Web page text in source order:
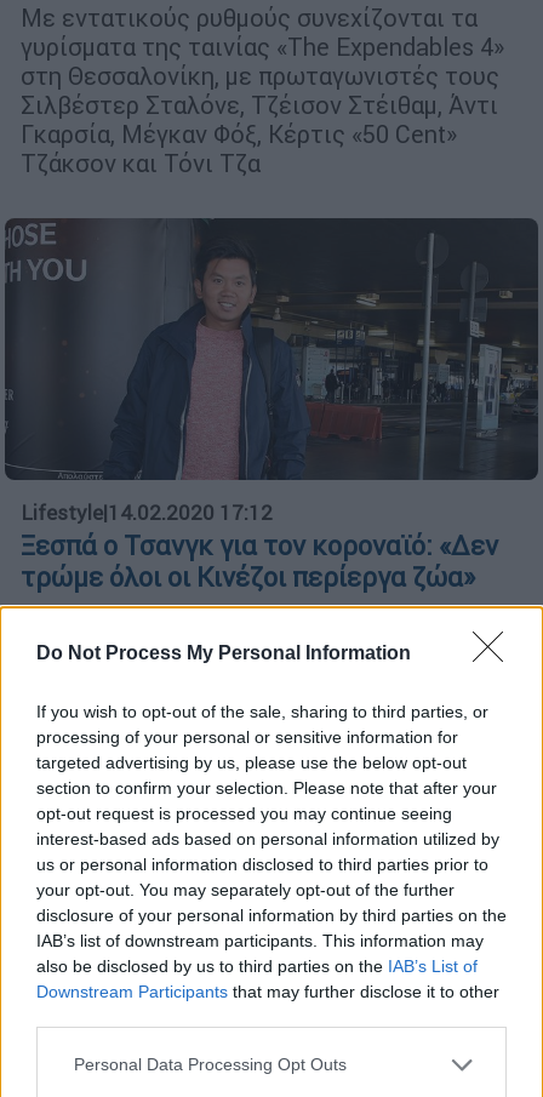
Do Not Process My Personal Information
If you wish to opt-out of the sale, sharing to third parties, or
processing of your personal or sensitive information for
targeted advertising by us, please use the below opt-out
section to confirm your selection. Please note that after your
opt-out request is processed you may continue seeing
interest-based ads based on personal information utilized by
us or personal information disclosed to third parties prior to
your opt-out. You may separately opt-out of the further
disclosure of your personal information by third parties on the
IAB’s list of downstream participants. This information may
also be disclosed by us to third parties on the IAB’s List of
Downstream Participants that may further disclose it to other
Please note that this website/app uses one or more Google
Personal Data Processing Opt Outs
Με εντατικούς ρυθμούς συνεχίζονται τα
γυρίσματα της ταινίας «The Expendables 4»
στη Θεσσαλονίκη, με πρωταγωνιστές τους
Σιλβέστερ Σταλόνε, Τζέισον Στέιθαμ, Άντι
Γκαρσία, Μέγκαν Φόξ, Κέρτις «50 Cent»
Τζάκσον και Τόνι Τζα
Lifestyle|14.02.2020 17:12
Ξεσπά ο Τσανγκ για τον κοροναϊό: «Δεν
τρώμε όλοι οι Κινέζοι περίεργα ζώα»
λέγεται corona virus» σημειώνει ο πρώην
ΑΛΛΑ #TAGS
Survivor
ριάλιτι
Μέγκαν Φοξ
παίκτες
Αντόνιο Μπαντέρας
Βαλάντης
Survivor 5